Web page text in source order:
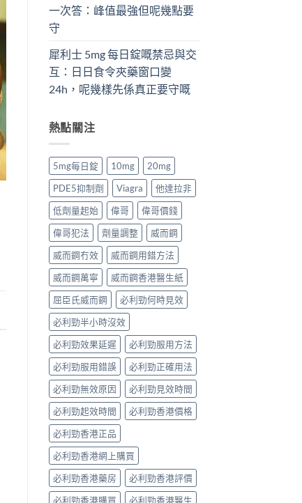
一次答：峰值最強但呢幾點要
守
犀利士 5mg 每日錠嘅禁忌與交
互：日日食令夾藥窗口變
24h，呢幾樣先係真正要守嘅
熱點關注
5mg每日錠 10mg
20mg
PDE5抑制劑
Viagra
他達拉非
低劑量起始
偉哥
偉哥價錢
偉哥犯法
劑量調整
威而鋼
威而鋼冇效
威而鋼用錯方法
威而鋼萬寧
威而鋼香港醫生紙
屈臣氏威而鋼
必利勁何時見效
必利勁半小時沒效
必利勁效果延遲
必利勁服用方法
必利勁服用錯誤
必利勁正確用法
必利勁無效原因
必利勁見效時間
必利勁起效時間
必利勁香港價格
必利勁香港正品
必利勁香港網上購買
必利勁香港藥房
必利勁香港評價
必利勁香港購買
必利勁香港醫生